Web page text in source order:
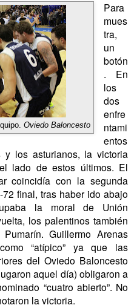
Oviedo Baloncesto
Para
mues
tra,
un
botón
. En
los
dos
enfre
ntami
entos
y los asturianos, la victoria
lado de estos últimos. El
coincidía con la segunda
final, tras haber ido abajo
la moral de Unión
los palentinos también
Guillermo Arenas
“atípico” ya que las
del Oviedo Baloncesto
aquel día) obligaron a
“cuatro abierto”. No
la victoria.